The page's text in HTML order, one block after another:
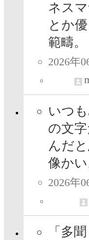
ネス
とか
範疇。
2026年
いつ
の文
んだ
像かい
2026年
「多